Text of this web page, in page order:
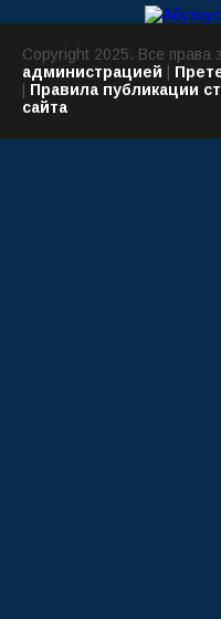
Copyright 2025. Все права
администрацией
Правила публикации
сайта